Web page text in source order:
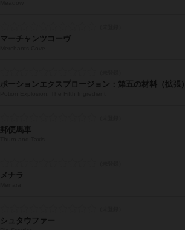
マーチャンツコーヴ
ポーションエクスプロージョン：第五の材料（拡張）
郵便馬車
メナラ
シュタウファー